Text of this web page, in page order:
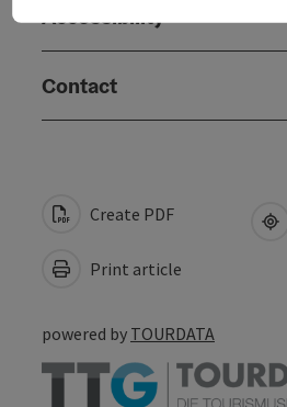
Accessibility
Contact
Create PDF
Print article
powered by TOURDATA